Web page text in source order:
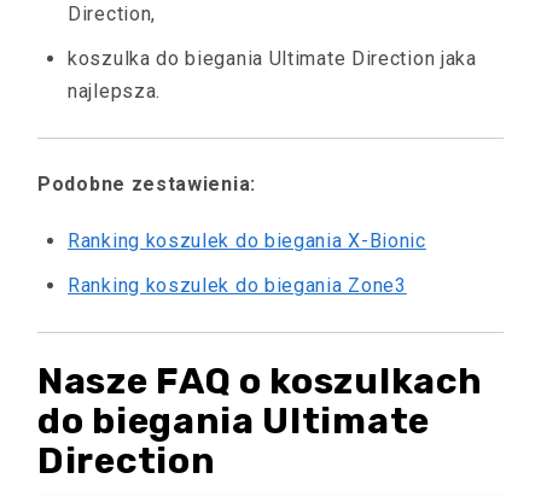
Direction,
koszulka do biegania Ultimate Direction jaka
najlepsza.
Podobne zestawienia:
Ranking koszulek do biegania X-Bionic
Ranking koszulek do biegania Zone3
Nasze FAQ o koszulkach
do biegania Ultimate
Direction